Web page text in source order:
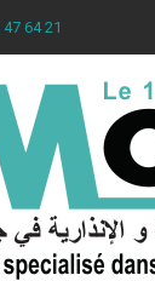
64 21